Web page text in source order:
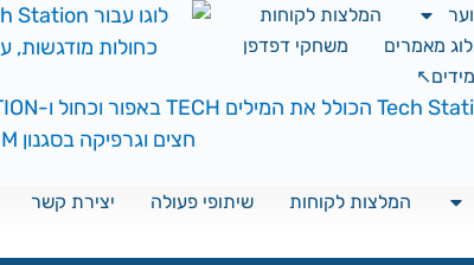
המלצות לקוחות
מאמרים
משחקי דפדפן
המלצות לקוחות שיתופי פעולה יצירת קשר